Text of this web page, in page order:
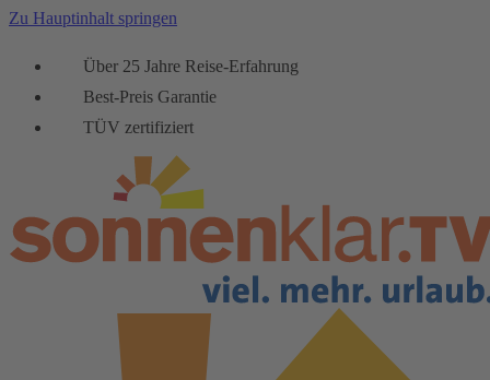
Zu Hauptinhalt springen
Über 25 Jahre Reise-Erfahrung
Best-Preis Garantie
TÜV zertifiziert